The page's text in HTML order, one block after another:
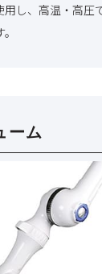
し、高温・高圧
ーム